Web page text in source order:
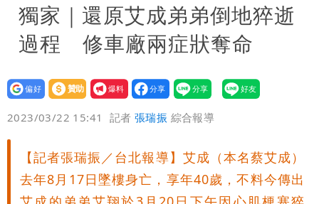
號」藏玄機
國家隊戰績！投資報酬率飆81％ 台積
電一檔狂賺76億
賴清德「總統級嘲諷」嗆爆盧秀燕！8年
總帳一次掀翻
70歲姜厚任攜小2輪女友現身！交往原因
超Man
駐英台北代表處徵助理 薪資99K！工作
內容讓人看傻
白海豚明恐海警！全台大雨3天「這區下
到紫爆」
苦茶癌油｜威加2老闆交保！採購、中間
獨家｜還原艾成弟弟倒地猝逝
過程 修車廠兩症狀奪命
設為
贊助
我要
爆料
2023/03/22 15:41 記者張瑞振 綜合報導
【記者張瑞振／台北報導】艾成（本名蔡艾成）
去年8月17日墜樓身亡，享年40歲，不料今傳出